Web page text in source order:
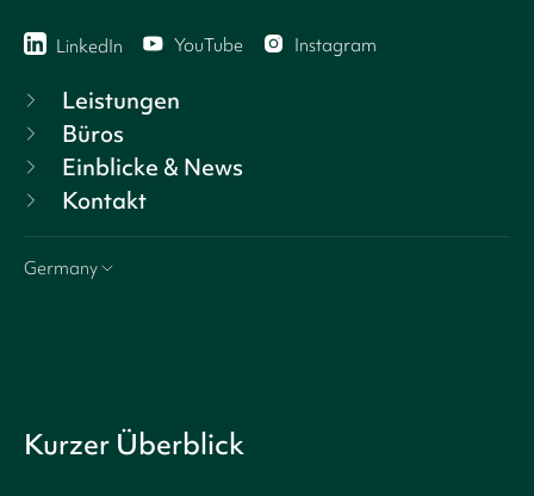
LinkedIn YouTube Instagram
Leistungen
Büros
Einblicke & News
Kontakt
Germany
Kurzer Überblick